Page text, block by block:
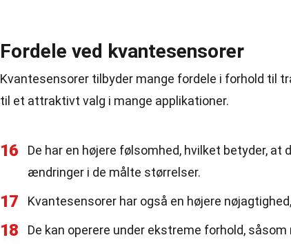
Fordele ved kvantesensorer
Kvantesensorer tilbyder mange fordele i forhold til
til et attraktivt valg i mange applikationer.
16
De har en højere følsomhed, hvilket betyder, at
ændringer i de målte størrelser.
17 Kvantesensorer har også en højere
18 De kan operere under ekstreme forhold,